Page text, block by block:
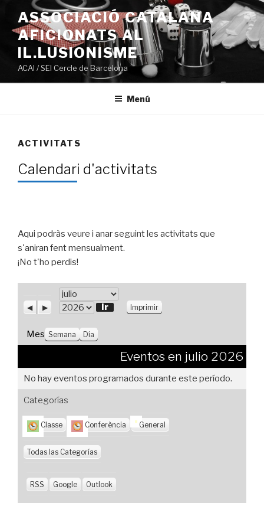
contenido
ASSOCIACIÓ CATALANA
AFICIONATS AL
IL.LUSIONISME
ACAI / SEI Cercle de Barcelona
Menú
ACTIVITATS
Calendari d'activitats
Aqui podràs veure i anar seguint les activitats que
s'aniran fent mensualment.
¡No t'ho perdis!
A
n
e
r
o
r
S
i
g
u
i
n
t
e
M
eA
o
Imprimir V
i
a
s
Mes Semana Día
Eventos en julio 2026
No hay eventos programados durante este período.
Categorías
Classe Conferència General
Todas las Categorías
RSS Google Outlook